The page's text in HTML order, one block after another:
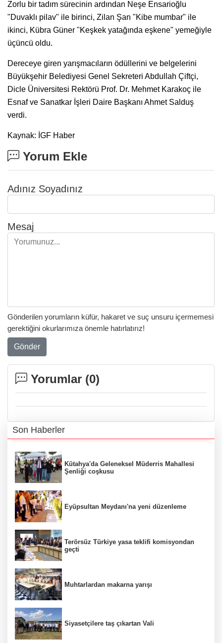
Zorlu bir tadım sürecinin ardından Neşe Ensarioğlu
"Duvaklı pilav" ile birinci, Zilan Şan "Kibe mumbar" ile
ikinci, Kübra Güner "Keşkek yatağında eşkene" yemeğiyle
üçüncü oldu.
Dereceye giren yarışmacıların ödüllerini ve belgelerini
Büyükşehir Belediyesi Genel Sekreteri Abdullah Çiftçi,
Dicle Üniversitesi Rektörü Prof. Dr. Mehmet Karakoç ile
Esnaf ve Sanatkar İşleri Daire Başkanı Ahmet Salduş
verdi.
Kaynak: İGF Haber
Yorum Ekle
Adınız Soyadınız
Mesaj
Gönderilen yorumların küfür, hakaret ve suç unsuru içermemesi
gerektiğini okurlarımıza önemle hatırlatırız!
Gönder
Yorumlar (0)
Son Haberler
Kütahya'da Geleneksel Müderris Mahallesi
Şenliği coşkusu
Eyüpsultan Meydanı'na yeni düzenleme
Terörsüz Türkiye yasa teklifi komisyondan
geçti
Muhtarlardan makarna yarışı
Siyasetçilere taş çıkartan Vali